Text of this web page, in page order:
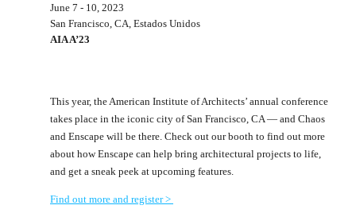
June 7 - 10, 2023
San Francisco, CA, Estados Unidos
AIA A’23
This year, the American Institute of Architects’ annual conference
takes place in the iconic city of San Francisco, CA — and Chaos
and Enscape will be there. Check out our booth to find out more
about how Enscape can help bring architectural projects to life,
and get a sneak peek at upcoming features.
Find out more and register >